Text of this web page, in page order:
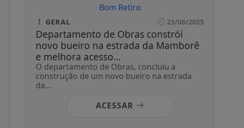
GERAL 23/06/2025
Departamento de Obras constrói
novo bueiro na estrada da Mamborê
e melhora acesso...
O departamento de Obras, concluiu a
construção de um novo bueiro na estrada
da...
ACESSAR